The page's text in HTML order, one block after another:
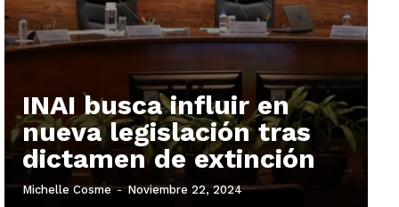
INAI busca influir en
nueva legislación tras
dictamen de extinción
Michelle Cosme - Noviembre 22, 2024